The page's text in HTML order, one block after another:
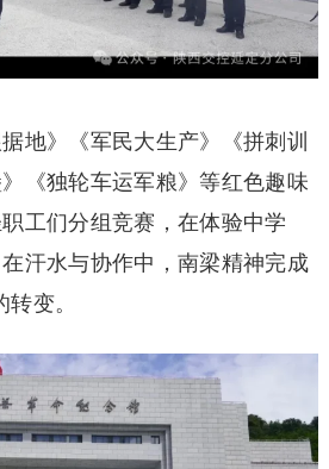
地》《军民大生产》《拼刺训
《独轮车运军粮》等红色趣味
工们分组竞赛，在体验中学
汗水与协作中，南梁精神完成
转变。